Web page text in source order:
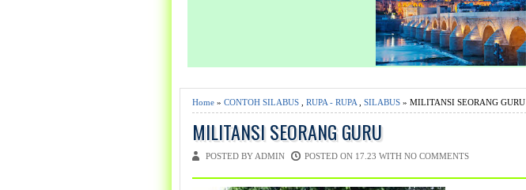
Home » CONTOH SILABUS RUPA - RUPA SILABUS » MILITANSI SEORANG GURU
MILITANSI SEORANG GURU
POSTED BY ADMIN POSTED ON 17.23 WITH NO COMMENTS